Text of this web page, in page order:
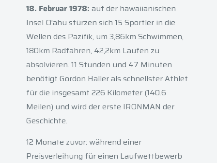
18. Februar 1978: auf der hawaiianischen
Insel O'ahu stürzen sich 15 Sportler in die
Wellen des Pazifik, um 3,86km Schwimmen,
180km Radfahren, 42,2km Laufen zu
absolvieren. 11 Stunden und 47 Minuten
benötigt Gordon Haller als schnellster Athlet
für die insgesamt 226 Kilometer (140.6
Meilen) und wird der erste IRONMAN der
Geschichte.
12 Monate zuvor: während einer
Preisverleihung für einen Laufwettbewerb